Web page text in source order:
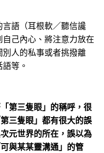
語（耳根軟／聽信讒
己內心、將注意力放在
人的私事或者挑撥離
等。
第三隻眼」的稱呼，很
三隻眼」都有很大的誤
元世界的所在，誤以為
與某某靈溝通」的管